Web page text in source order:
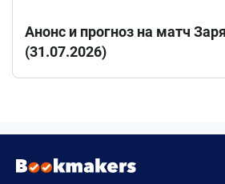
Анонс и прогноз на матч
(31.07.2026)